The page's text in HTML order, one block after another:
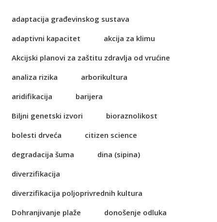
adaptacija građevinskog sustava
adaptivni kapacitet
akcija za klimu
Akcijski planovi za zaštitu zdravlja od vrućine
analiza rizika
arborikultura
aridifikacija
barijera
Biljni genetski izvori
bioraznolikost
bolesti drveća
citizen science
degradacija šuma
dina (sipina)
diverzifikacija
diverzifikacija poljoprivrednih kultura
Dohranjivanje plaže
donošenje odluka